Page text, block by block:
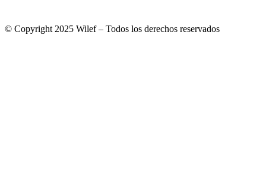
© Copyright 2025 Wilef – Todos los derechos reservados